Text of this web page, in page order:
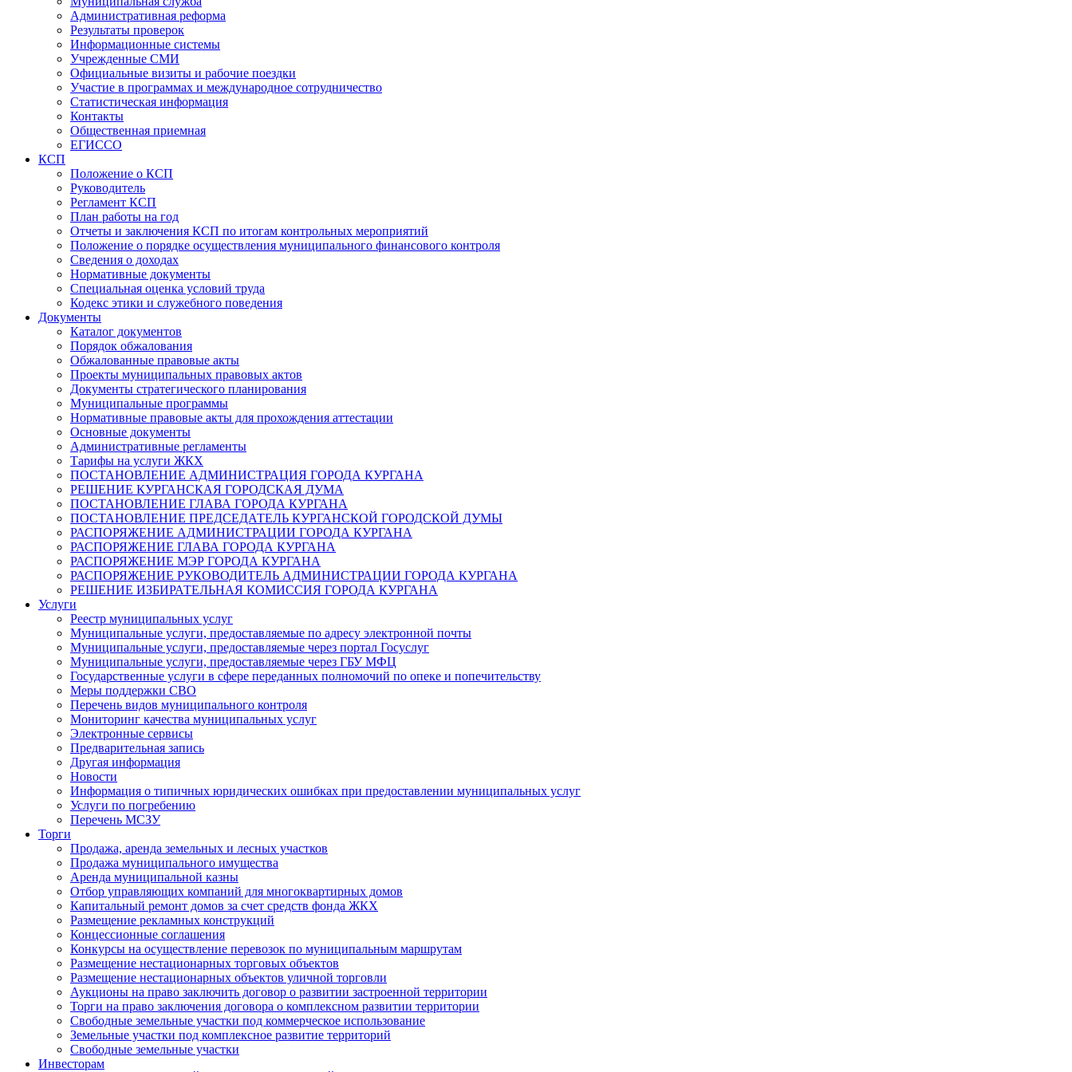
Административная реформа
Результаты проверок
Информационные системы
Учрежденные СМИ
Официальные визиты и рабочие поездки
Участие в программах и международное сотрудничество
Статистическая информация
Контакты
Общественная приемная
ЕГИССО
КСП
Положение о КСП
Руководитель
Регламент КСП
План работы на год
Отчеты и заключения КСП по итогам контрольных мероприятий
Положение о порядке осуществления муниципального финансового контроля
Сведения о доходах
Нормативные документы
Специальная оценка условий труда
Кодекс этики и служебного поведения
Документы
Каталог документов
Порядок обжалования
Обжалованные правовые акты
Проекты муниципальных правовых актов
Документы стратегического планирования
Муниципальные программы
Нормативные правовые акты для прохождения аттестации
Основные документы
Административные регламенты
Тарифы на услуги ЖКХ
ПОСТАНОВЛЕНИЕ АДМИНИСТРАЦИЯ ГОРОДА КУРГАНА
РЕШЕНИЕ КУРГАНСКАЯ ГОРОДСКАЯ ДУМА
ПОСТАНОВЛЕНИЕ ГЛАВА ГОРОДА КУРГАНА
ПОСТАНОВЛЕНИЕ ПРЕДСЕДАТЕЛЬ КУРГАНСКОЙ ГОРОДСКОЙ ДУМЫ
РАСПОРЯЖЕНИЕ АДМИНИСТРАЦИИ ГОРОДА КУРГАНА
РАСПОРЯЖЕНИЕ ГЛАВА ГОРОДА КУРГАНА
РАСПОРЯЖЕНИЕ МЭР ГОРОДА КУРГАНА
РАСПОРЯЖЕНИЕ РУКОВОДИТЕЛЬ АДМИНИСТРАЦИИ ГОРОДА КУРГАНА
РЕШЕНИЕ ИЗБИРАТЕЛЬНАЯ КОМИССИЯ ГОРОДА КУРГАНА
Услуги
Реестр муниципальных услуг
Муниципальные услуги, предоставляемые по адресу электронной почты
Муниципальные услуги, предоставляемые через портал Госуслуг
Муниципальные услуги, предоставляемые через ГБУ МФЦ
Государственные услуги в сфере переданных полномочий по опеке и попечительству
Меры поддержки СВО
Перечень видов муниципального контроля
Мониторинг качества муниципальных услуг
Электронные сервисы
Предварительная запись
Другая информация
Новости
Информация о типичных юридических ошибках при предоставлении муниципальных услуг
Услуги по погребению
Перечень МСЗУ
Торги
Продажа, аренда земельных и лесных участков
Продажа муниципального имущества
Аренда муниципальной казны
Отбор управляющих компаний для многоквартирных домов
Капитальный ремонт домов за счет средств фонда ЖКХ
Размещение рекламных конструкций
Концессионные соглашения
Конкурсы на осуществление перевозок по муниципальным маршрутам
Размещение нестационарных торговых объектов
Размещение нестационарных объектов уличной торговли
Аукционы на право заключить договор о развитии застроенной территории
Торги на право заключения договора о комплексном развитии территории
Свободные земельные участки под коммерческое использование
Земельные участки под комплексное развитие территорий
Свободные земельные участки
Инвесторам